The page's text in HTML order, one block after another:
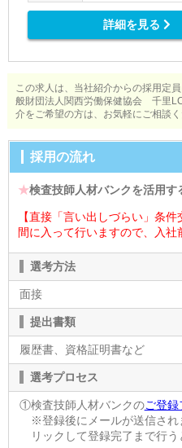
詳細を見る
この求人は、当社紹介からの採用定
般財団法人関西労働保健協会 千里
介をご希望の方は、お気軽にご相談く
採用の流れ
★検査技師人材バンクを活用す
【直接「言い出しづらい」条
間に入って行いますので、入社
選考方法
面接
提出書類
履歴書、資格証明書など
選考プロセス
①検査技師人材バンクのご登録
※登録後にメールが送信され
リックして登録完了まで行